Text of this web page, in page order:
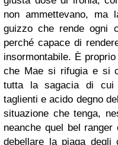
non ammettevano, ma
guizzo che rende ogni
perché capace di
insormontabile. È
che Mae si rifugia e si
tutta la sagacia di cui
taglienti e acido degno
situazione che tenga,
neanche quel bel
debellare la piaga degli